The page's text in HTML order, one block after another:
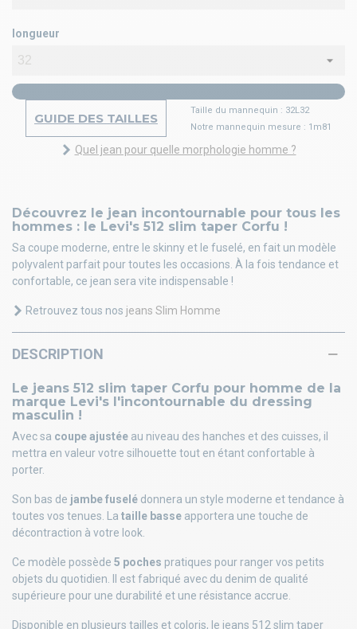
Découvrez le jean incontournable pour tous les
hommes : le Levi's 512 slim taper Corfu !
Sa coupe moderne, entre le skinny et le fuselé, en fait un modèle
polyvalent parfait pour toutes les occasions. À la fois tendance et
confortable, ce jean sera vite indispensable !
longueur
GUIDE DES TAILLES
Taille du mannequin : 32L32
Notre mannequin mesure : 1m81
Quel jean pour quelle morphologie homme ?
DESCRIPTION
Le jeans 512 slim taper Corfu pour homme de la
marque Levi's l'incontournable du dressing
masculin !
Avec sa coupe ajustée au niveau des hanches et des cuisses, il
mettra en valeur votre silhouette tout en étant confortable à
porter.
Son bas de jambe fuselé donnera un style moderne et tendance à
toutes vos tenues. La taille basse apportera une touche de
décontraction à votre look.
Ce modèle possède 5 poches pratiques pour ranger vos petits
objets du quotidien. Il est fabriqué avec du denim de qualité
supérieure pour une durabilité et une résistance accrue.
Disponible en plusieurs tailles et coloris, le jeans 512 slim taper
Retrouvez tous nos jeans Slim Homme